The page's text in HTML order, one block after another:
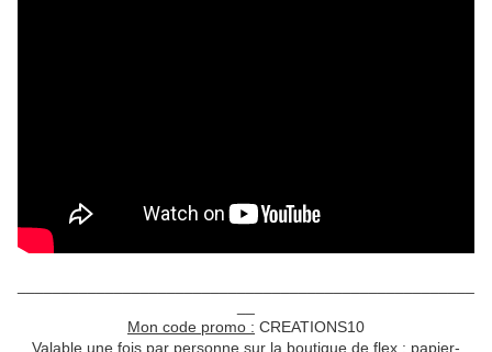
Mon code promo : CREATIONS10
Valable une fois par personne sur la boutique de flex : papier-